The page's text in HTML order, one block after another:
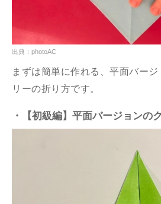
出典：photoAC
まずは簡単に作れる、平面バー
リーの折り方です。
・【初級編】平面バージョンの